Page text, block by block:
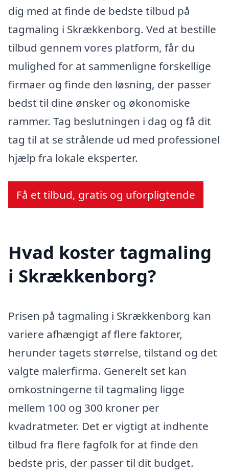
dig med at finde de bedste tilbud på
tagmaling i Skrækkenborg. Ved at bestille
tilbud gennem vores platform, får du
mulighed for at sammenligne forskellige
firmaer og finde den løsning, der passer
bedst til dine ønsker og økonomiske
rammer. Tag beslutningen i dag og få dit
tag til at se strålende ud med professionel
hjælp fra lokale eksperter.
Få et tilbud, gratis og uforpligtende
Hvad koster tagmaling
i Skrækkenborg?
Prisen på tagmaling i Skrækkenborg kan
variere afhængigt af flere faktorer,
herunder tagets størrelse, tilstand og det
valgte malerfirma. Generelt set kan
omkostningerne til tagmaling ligge
mellem 100 og 300 kroner per
kvadratmeter. Det er vigtigt at indhente
tilbud fra flere fagfolk for at finde den
bedste pris, der passer til dit budget.